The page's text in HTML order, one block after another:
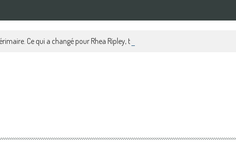
Ce qui a changé pour Rhea Ripley, tous les détails complet sur le dossier !